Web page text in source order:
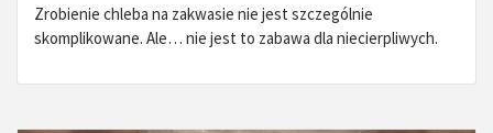
Zrobienie chleba na zakwasie nie jest szczególnie
skomplikowane. Ale… nie jest to zabawa dla niecierpliwych.